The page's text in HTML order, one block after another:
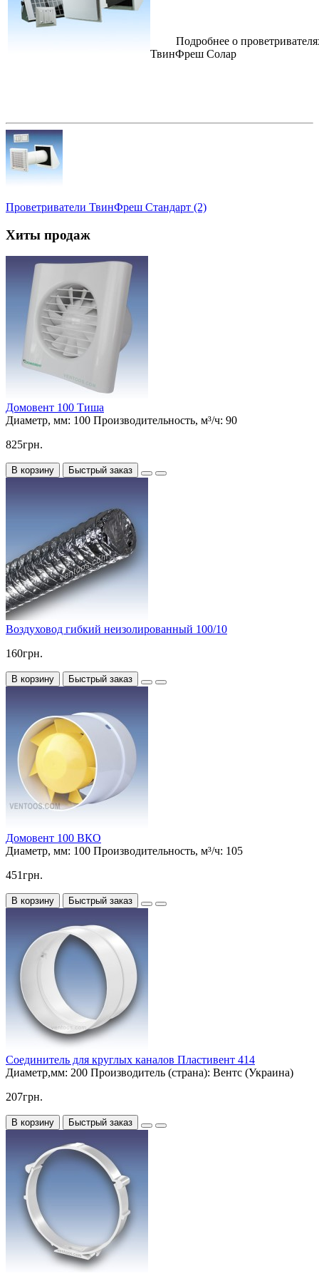
Подробнее о
ТвинФреш Солар
Проветриватели ТвинФреш Стандарт (2)
Хиты продаж
Домовент 100 Тиша
Диаметр, мм: 100 Производительность, м³/ч: 90
825грн.
В корзину Быстрый заказ
Воздуховод гибкий неизолированный 100/10
160грн.
В корзину Быстрый заказ
Домовент 100 ВКО
Диаметр, мм: 100 Производительность, м³/ч: 105
451грн.
В корзину Быстрый заказ
Соединитель для круглых каналов Пластивент 414
Диаметр,мм: 200 Производитель (страна): Вентс (Украина)
207грн.
В корзину Быстрый заказ